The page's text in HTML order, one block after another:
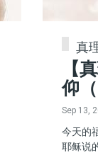
真
【
仰
Sep 13,
今天的
耶稣说